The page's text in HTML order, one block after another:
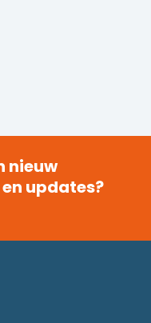
nieuw
updates?